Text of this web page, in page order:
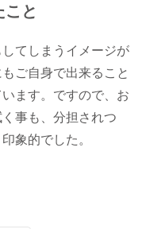
こと
てしまうイメージが
ご自身で出来ること
ます。ですので、お
事も、分担されつ
象的でした。